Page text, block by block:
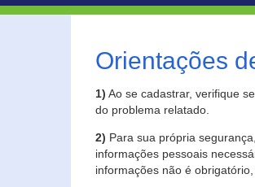
Orientações
1) Ao se cadastrar, verifique
do problema relatado.
2) Para sua própria
informações pessoais
informações não é